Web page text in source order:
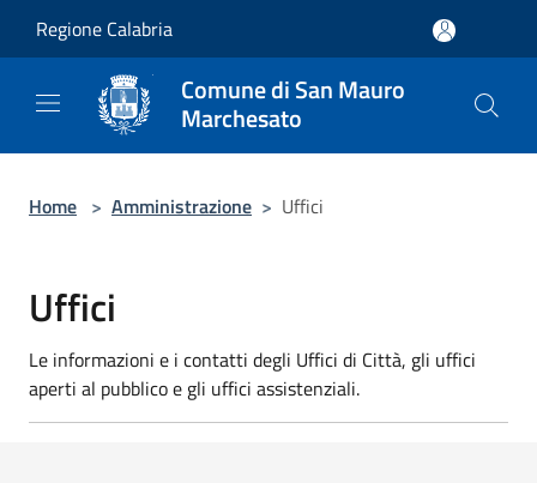
Regione Calabria
Comune di San Mauro
Marchesato
Home > Amministrazione > Uffici
Uffici
Le informazioni e i contatti degli Uffici di Città, gli uffici
aperti al pubblico e gli uffici assistenziali.